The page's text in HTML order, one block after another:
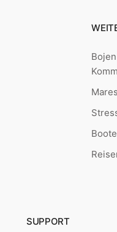
SUPPORT